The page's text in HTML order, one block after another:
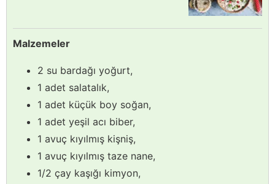
Malzemeler
2 su bardağı yoğurt,
1 adet salatalık,
1 adet küçük boy soğan,
1 adet yeşil acı biber,
1 avuç kıyılmış kişniş,
1 avuç kıyılmış taze nane,
1/2 çay kaşığı kimyon,